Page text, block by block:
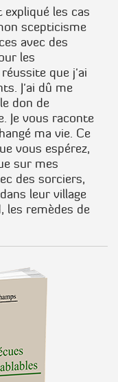
les cas
scepticisme
avec des
les
que j'ai
J'ai dû me
don de
Je vous raconte
ma vie. Ce
vous espérez,
sur mes
des sorciers,
leur village
les remèdes de